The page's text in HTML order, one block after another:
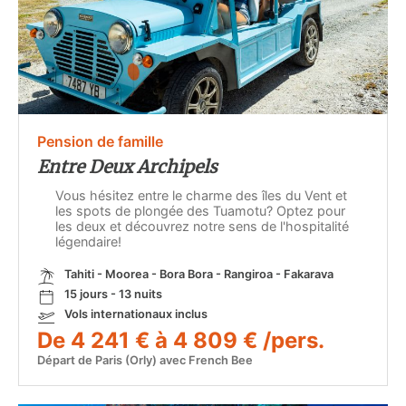
Pension de famille
Entre Deux Archipels
Vous hésitez entre le charme des îles du Vent et
les spots de plongée des Tuamotu? Optez pour
les deux et découvrez notre sens de l'hospitalité
légendaire!
Tahiti - Moorea - Bora Bora - Rangiroa - Fakarava
15 jours - 13 nuits
Vols internationaux inclus
De 4 241 € à 4 809 € /pers.
Départ de Paris (Orly) avec French Bee